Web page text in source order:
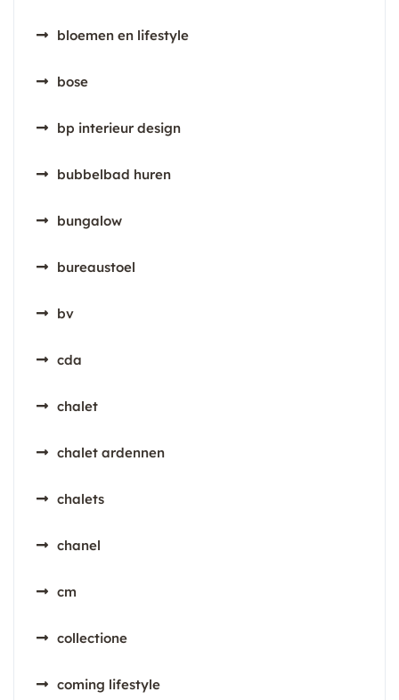
bloemen en lifestyle
bose
bp interieur design
bubbelbad huren
bungalow
bureaustoel
bv
cda
chalet
chalet ardennen
chalets
chanel
cm
collectione
coming lifestyle